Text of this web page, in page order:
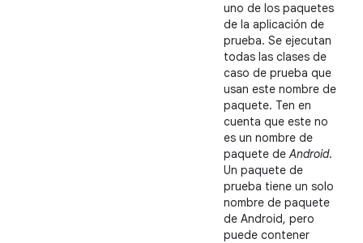
uno de los paquetes
de la aplicación de
prueba. Se ejecutan
todas las clases de
caso de prueba que
usan este nombre de
paquete. Ten en
cuenta que este no
es un nombre de
paquete deAndroid.
Un paquete de
prueba tiene un solo
nombre de paquete
de Android, pero
puede contener